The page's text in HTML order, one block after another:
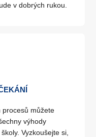
v dobrých rukou.
procesů můžete
výhody
Vyzkoušejte si,